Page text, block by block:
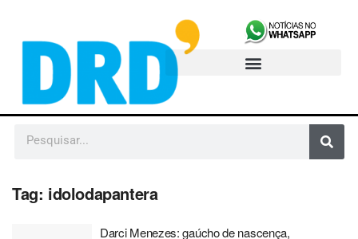
Tag: idolodapantera
Darci Menezes: gaúcho de nascença,